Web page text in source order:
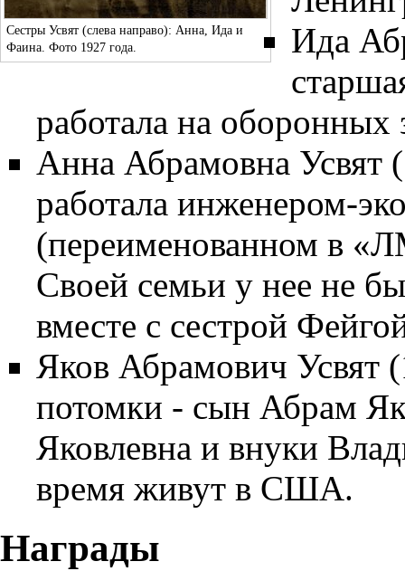
Сестры Усвят (слева направо): Анна, Ида и
Фаина. Фото 1927 года.
Ида
работала на оборонных
Анна Абрамовна Усвят (
работала инженером-
(переименованном в
Своей семьи у нее не
вместе с сестрой
Яков Абрамович Усвят (
потомки - сын Абрам
Яковлевна и внуки
время живут в США.
Награды